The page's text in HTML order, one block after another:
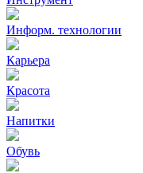
Информ. технологии
Карьера
Красота
Напитки
Обувь